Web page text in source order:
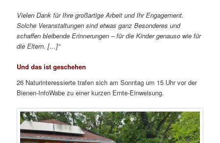
Vielen Dank für Ihre großartige Arbeit und Ihr Engagement.
Solche Veranstaltungen sind etwas ganz Besonderes und
schaffen bleibende Erinnerungen – für die Kinder genauso wie für
die Eltern. […]“
Und das ist geschehen
26 Naturinteressierte trafen sich am Sonntag um 15 Uhr vor der
Bienen-InfoWabe zu einer kurzen Ernte-Einweisung.